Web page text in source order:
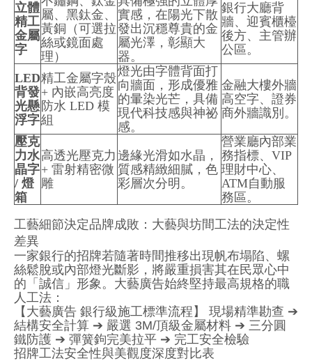
立體
精工
金屬
字
屬、黑鈦金、
黃銅（可選拉
絲或鏡面處
理）
實感，在陽光下散
發出沉穩尊貴的金
屬光澤，彰顯大
器。
銀行大廳背
牆、迎賓櫃檯
後方、主管辦
公區。
LED
背發
光懸
浮字
精工金屬字殼
+ 內嵌高亮度
防水 LED 模
組
燈光由字體背面打
向牆面，形成優雅
的暈染光芒，具備
現代科技感與神祕
感。
金融大樓外牆
高空字、證券
商外牆識別。
壓克
力水
晶字
/ 燈
箱
高透光壓克力
+ 雷射精密微
雕
邊緣光滑如水晶，
質感精緻細膩，色
彩層次分明。
營業廳內部業
務指標、VIP
理財中心、
ATM自動服
務區。
工藝細節決定品牌成敗：大藝與坊間工法的決定性
差異
一家銀行的招牌若隨著時間推移出現帆布塌陷、螺
絲鬆脫或內部燈光斷影，將嚴重損害其在民眾心中
的「誠信」形象。大藝廣告始終堅持最高規格的職
人工法：
【大藝廣告 銀行級施工標準流程】 現場精準勘查 ➔
結構安全計算 ➔ 嚴選 3M/頂級金屬材料 ➔ 三分圓
鐵防護 ➔ 彈簧鉤完美拉平 ➔ 完工安全檢驗
招牌工法安全性與美觀度深度對比表